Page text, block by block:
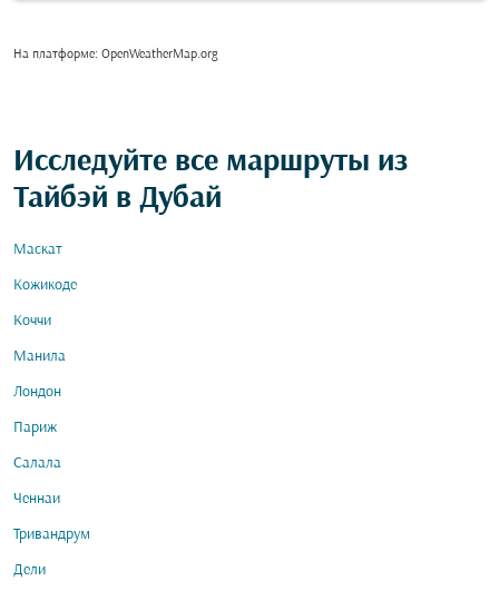
На платформе: OpenWeatherMap.org
Исследуйте все маршруты из
Тайбэй в Дубай
Маскат
Кожикоде
Коччи
Манила
Лондон
Париж
Салала
Ченнаи
Тривандрум
Дели